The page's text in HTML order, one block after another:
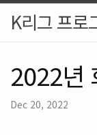
K리그 프로
2022년
Dec 20, 2022